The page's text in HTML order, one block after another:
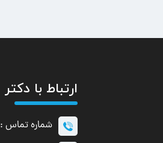
ارتباط با دکتر
شماره تماس : 02188047385